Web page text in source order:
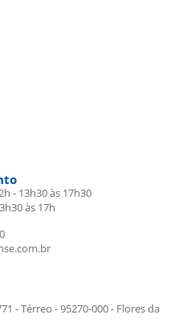
- 13h30 às 17h30
às 17h
- Térreo - 95270-000 - Flores da